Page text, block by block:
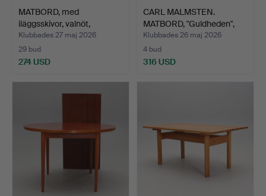
MATBORD, med
iläggsskivor, valnöt,
1960/70…
Klubbades 27 maj 2026
29 bud
274 USD
CARL MALMSTEN.
MATBORD, "Guldheden",
brick…
Klubbades 26 maj 2026
4 bud
316 USD